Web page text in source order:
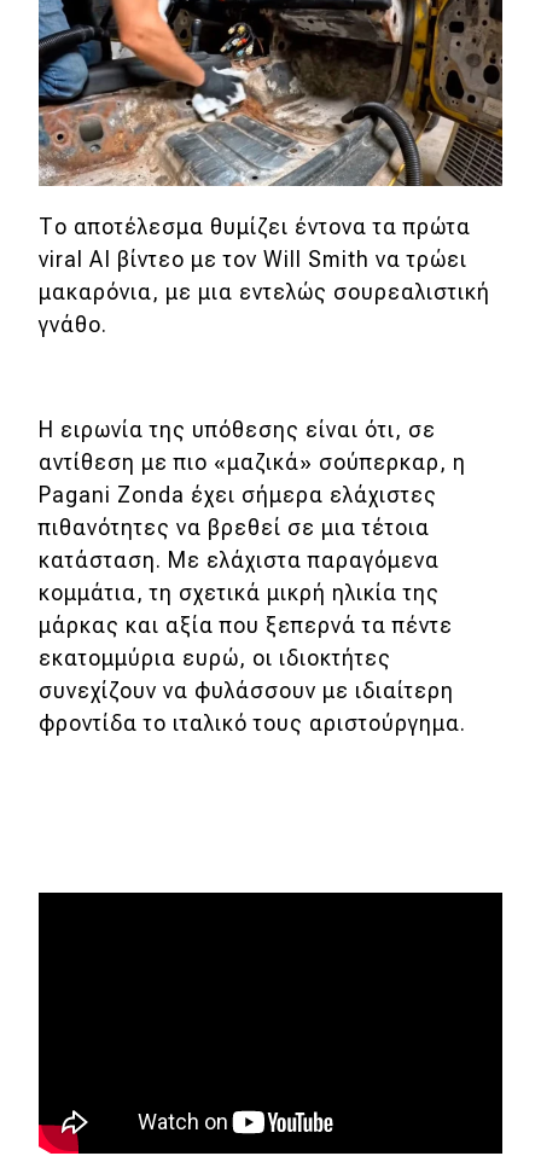
DRIVE Away
MOTO
Μεταχειρισμένο
Οδηγός αγοράς
Συμβουλές
Συμβουλές
ΚΤΕΟ
Οδική βοήθεια
eDRIVE
DRIVE USED
Το αποτέλεσμα θυμίζει έντονα τα πρώτα
viral AI βίντεο με τον Will Smith να τρώει
μακαρόνια, με μια εντελώς σουρεαλιστική
γνάθο.
Η ειρωνία της υπόθεσης είναι ότι, σε
αντίθεση με πιο «μαζικά» σούπερκαρ, η
Pagani Zonda έχει σήμερα ελάχιστες
πιθανότητες να βρεθεί σε μια τέτοια
κατάσταση. Με ελάχιστα παραγόμενα
κομμάτια, τη σχετικά μικρή ηλικία της
μάρκας και αξία που ξεπερνά τα πέντε
εκατομμύρια ευρώ, οι ιδιοκτήτες
συνεχίζουν να φυλάσσουν με ιδιαίτερη
φροντίδα το ιταλικό τους αριστούργημα.